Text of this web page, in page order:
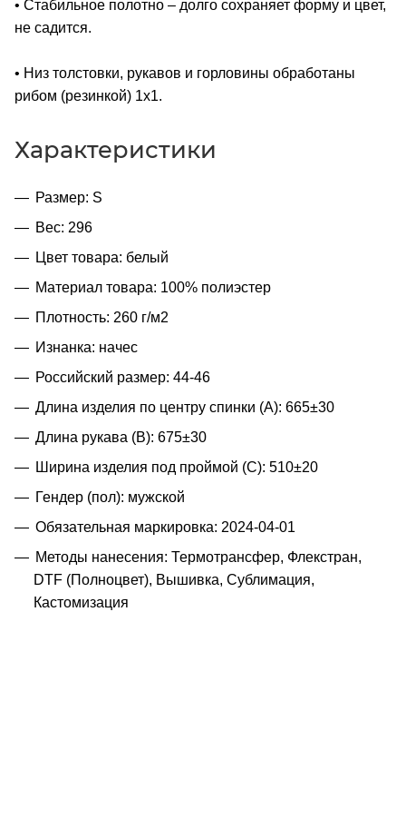
• Стабильное полотно – долго сохраняет форму и цвет,
не садится.
• Низ толстовки, рукавов и горловины обработаны
рибом (резинкой) 1x1.
Характеристики
Размер: S
Вес: 296
Цвет товара: белый
Материал товара: 100% полиэстер
Плотность: 260 г/м2
Изнанка: начес
Российский размер: 44-46
Длина изделия по центру спинки (A): 665±30
Длина рукава (B): 675±30
Ширина изделия под проймой (С): 510±20
Гендер (пол): мужской
Обязательная маркировка: 2024-04-01
Методы нанесения: Термотрансфер, Флекстран,
DTF (Полноцвет), Вышивка, Сублимация,
Кастомизация